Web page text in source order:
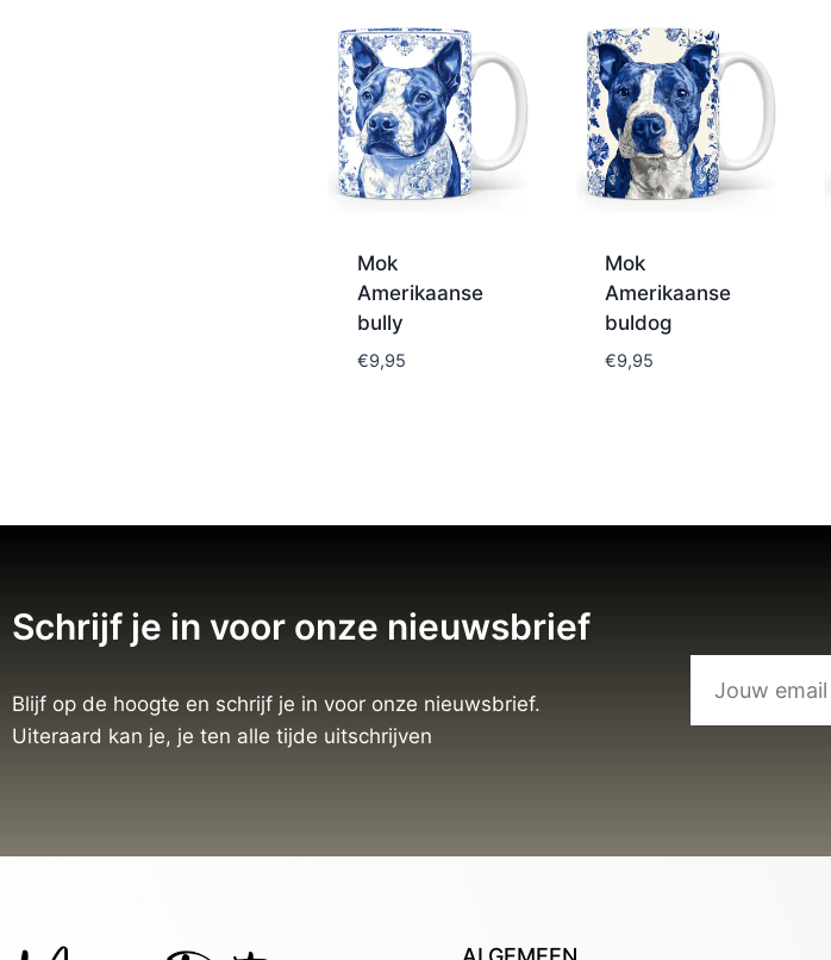
Mok
Amerikaanse
bully
€9,95
Mok
Amerikaanse
buldog
€9,95
Schrijf je in voor onze nieuwsbrief
Blijf op de hoogte en schrijf je in voor onze nieuwsbrief.
Uiteraard kan je, je ten alle tijde uitschrijven